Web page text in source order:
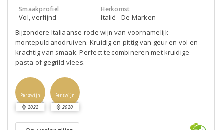
Smaakprofiel
Vol, verfijnd
Herkomst
Italië - De Marken
Bijzondere Italiaanse rode wijn van voornamelijk
montepulcianodruiven. Kruidig en pittig van geur en vol en
krachtig van smaak. Perfect te combineren met kruidige
pasta of gegrild vlees.
Perswijn
2022
Perswijn
2020